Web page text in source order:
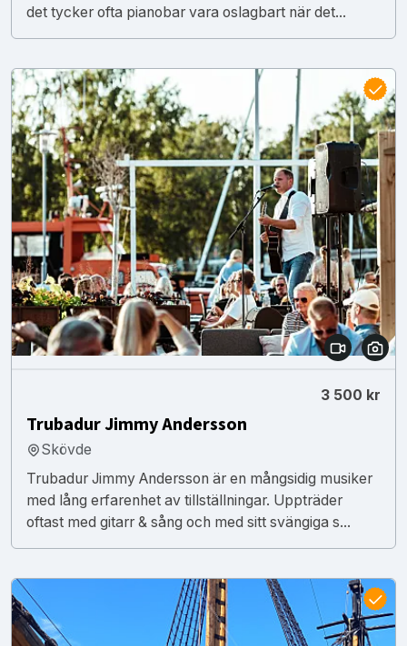
det tycker ofta pianobar vara oslagbart när det...
3 500 kr
Trubadur Jimmy Andersson
Skövde
Trubadur Jimmy Andersson är en mångsidig musiker
med lång erfarenhet av tillställningar. Uppträder
oftast med gitarr & sång och med sitt svängiga s...